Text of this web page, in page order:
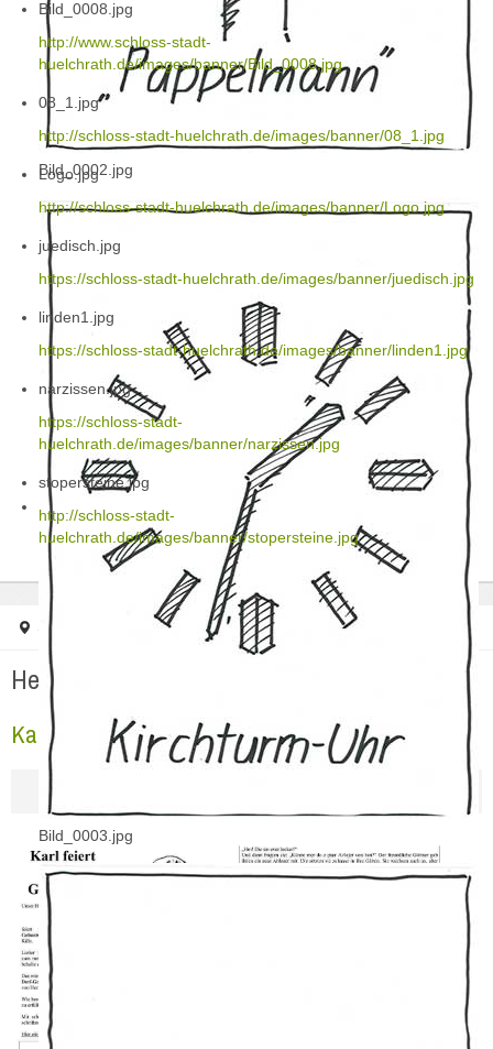
Bild_0002.jpg
Bild_0003.jpg
Bild_0008.jpg
http://www.schloss-stadt-
huelchrath.de/images/banner/Bild_0008.jpg
08_1.jpg
http://schloss-stadt-huelchrath.de/images/banner/08_1.jpg
Logo.jpg
http://schloss-stadt-huelchrath.de/images/banner/Logo.jpg
juedisch.jpg
https://schloss-stadt-huelchrath.de/images/banner/juedisch.jpg
linden1.jpg
https://schloss-stadt-huelchrath.de/images/banner/linden1.jpg
narzissen.jpg
https://schloss-stadt-
huelchrath.de/images/banner/narzissen.jpg
stopersteine.jpg
http://schloss-stadt-
huelchrath.de/images/banner/stopersteine.jpg
Startseite
Herzlich Willkommen in Hülchrath
Karl Kassing wird 90